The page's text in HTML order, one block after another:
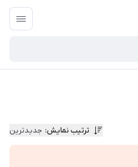
ترتیب نمایش: جدیدترین